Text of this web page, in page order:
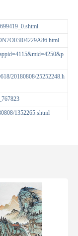
20180808/25252248.h
1352265.shtml